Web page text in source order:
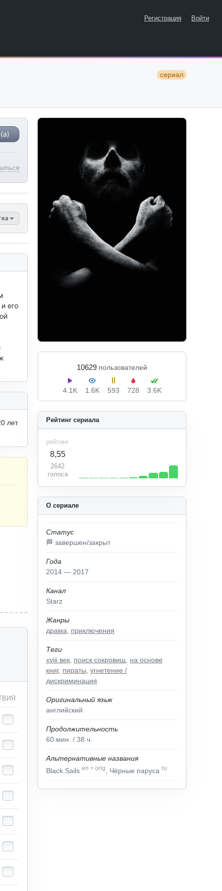
Регистрация Войти
сериал
10629 пользователей
4.1K 1.6K 593 728 3.6K
О сериале
Статус
🏁 завершен/закрыт
Года
2014 — 2017
Канал
Starz
Жанры
драма
приключения
Теги
xviii век поиск сокровищ
на основе
книг, пираты угнетение /
дискриминация
Оригинальный язык
английский
Продолжительность
60 мин. / 38 ч.
Альтернативные названия
Black Sails en + orig , Чёрные паруса ru
Рейтинг сериала
рейтинг
8,55
2642
голоса
его
лет